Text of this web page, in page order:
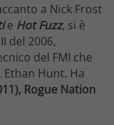
a Nick Frost
e Hot Fuzz, si è
del 2006,
del FMI che
Hunt. Ha
Rogue Nation